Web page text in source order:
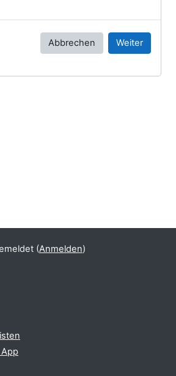
Abbrechen Weiter
(Anmelden)